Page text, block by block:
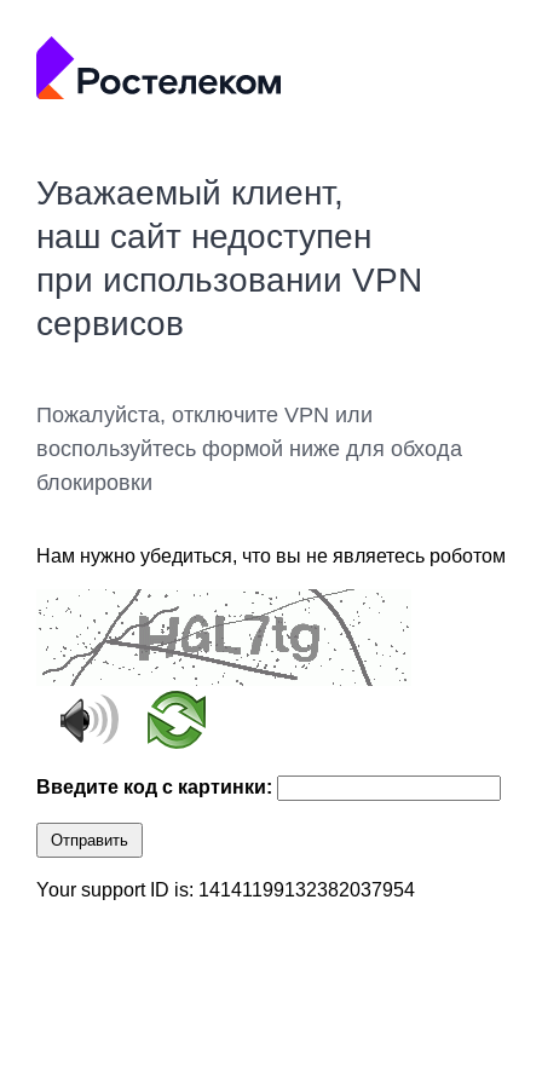
Уважаемый клиент,
наш сайт недоступен
при использовании VPN
сервисов
Пожалуйста, отключите VPN или
воспользуйтесь формой ниже для обхода
блокировки
Нам нужно убедиться, что вы не являетесь роботом
Введите код с картинки:
Отправить
Your support ID is: 14141199132382037954